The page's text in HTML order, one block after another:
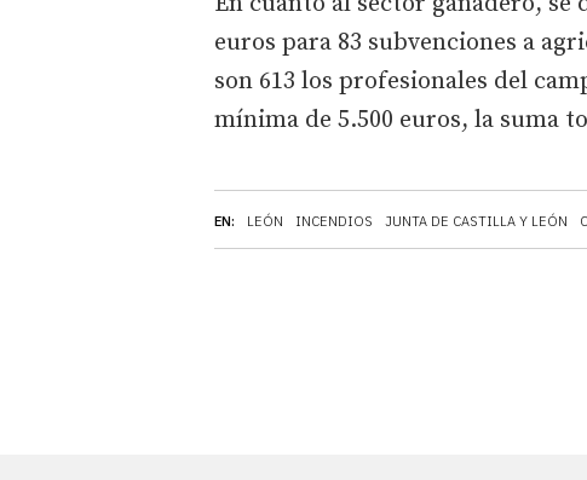
EN: LEÓN INCENDIOS JUNTA DE CASTILLA Y LEÓN
euros para 83 subvenciones a
son 613 los profesionales del
mínima de 5.500 euros, la suma